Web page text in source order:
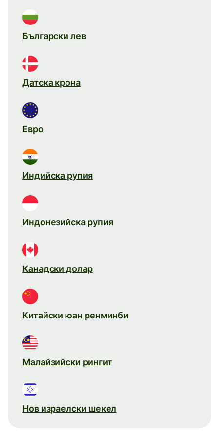
Български лев
Датска крона
Евро
Индийска рупия
Индонезийска рупия
Канадски долар
Китайски юан ренминби
Малайзийски рингит
Нов израелски шекел